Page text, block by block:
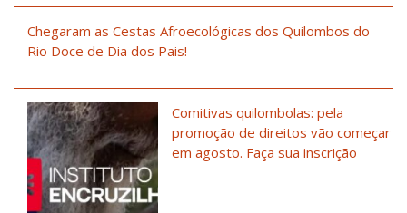
Chegaram as Cestas Afroecológicas dos Quilombos do
Rio Doce de Dia dos Pais!
Comitivas quilombolas: pela
promoção de direitos vão começar
em agosto. Faça sua inscrição